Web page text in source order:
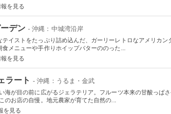
を見る
デン - 沖縄：中城湾沿岸
テイストをたっぷり詰め込んだ、ガーリーレトロなアメリカン
食メニューや手作りホイップバターののった...
を見る
ラート - 沖縄：うるま・金武
海が目の前に広がるジェラテリア。フルーツ本来の甘酸っぱ
のお店の自慢。地元農家が育てた自然の...
を見る